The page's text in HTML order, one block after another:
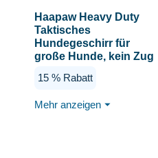
Haapaw Heavy Duty
Taktisches
Hundegeschirr für
große Hunde, kein Zug
Haustiergeschirr
Training Einfache
15 % Rabatt
Mehr anzeigen ⏷